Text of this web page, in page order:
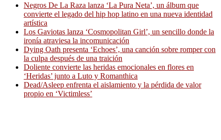
Negros De La Raza lanza ‘La Pura Neta’, un álbum que
convierte el legado del hip hop latino en una nueva identidad
artística
Los Gaviotas lanza ‘Cosmopolitan Girl’, un sencillo donde la
ironía atraviesa la incomunicación
Dying Oath presenta ‘Echoes’, una canción sobre romper con
la culpa después de una traición
Doliente convierte las heridas emocionales en flores en
‘Heridas’ junto a Luto y Romanthica
Dead/Asleep enfrenta el aislamiento y la pérdida de valor
propio en ‘Victimless’